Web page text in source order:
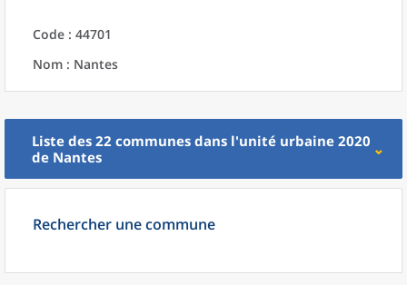
Code : 44701
Nom : Nantes
Liste des 22 communes dans l'unité urbaine 2020
de Nantes
Rechercher une commune